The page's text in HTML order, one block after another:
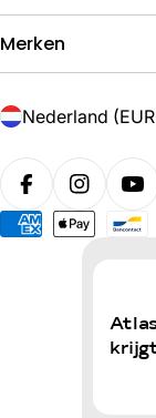
Merken
L
n
d
/
Betaalmethoden